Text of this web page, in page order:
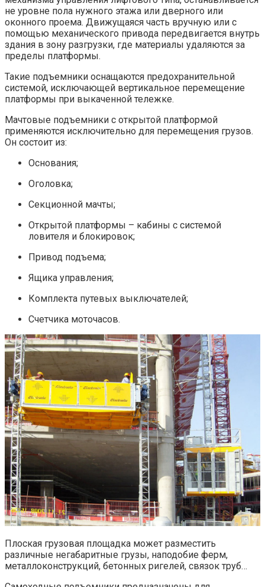
не уровне пола нужного этажа или дверного или
оконного проема. Движущаяся часть вручную или с
помощью механического привода передвигается внутрь
здания в зону разгрузки, где материалы удаляются за
пределы платформы.
Такие подъемники оснащаются предохранительной
системой, исключающей вертикальное перемещение
платформы при выкаченной тележке.
Мачтовые подъемники с открытой платформой
применяются исключительно для перемещения грузов.
Он состоит из:
Основания;
Оголовка;
Секционной мачты;
Открытой платформы – кабины с системой
ловителя и блокировок;
Привод подъема;
Ящика управления;
Комплекта путевых выключателей;
Счетчика моточасов.
Плоская грузовая площадка может разместить
различные негабаритные грузы, наподобие ферм,
металлоконструкций, бетонных ригелей, связок труб…